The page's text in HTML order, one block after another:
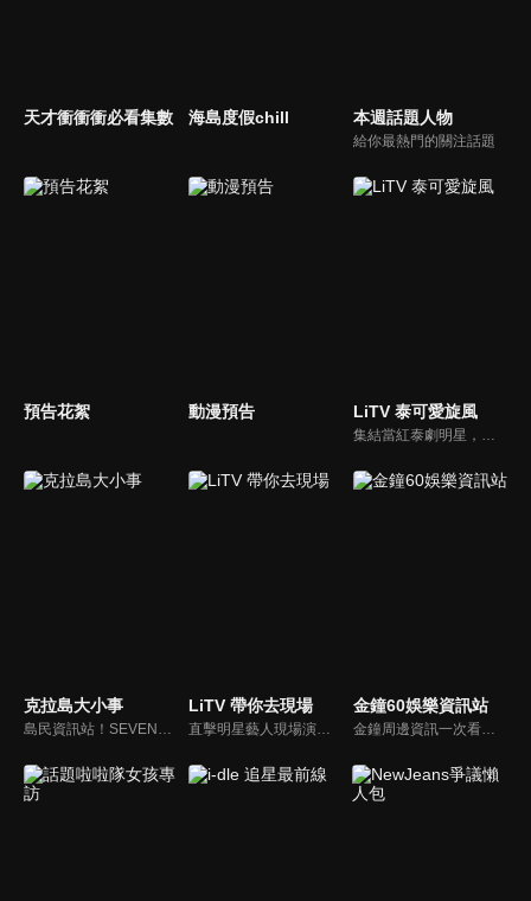
天才衝衝衝必看集數 海島度假chill 本週話題人物
給你最熱門的關注話題
預告花絮 動漫預告 LiTV 泰可愛旋風
集結當紅泰劇明星，獨家揭露他們的幕後小秘密
克拉島大小事
島民資訊站！SEVENTEEN近期資訊報你知
LiTV 帶你去現場
直擊明星藝人現場演出，體驗當下火熱氣氛
金鐘60娛樂資訊站
金鐘周邊資訊一次看，一起預測金鐘得主！